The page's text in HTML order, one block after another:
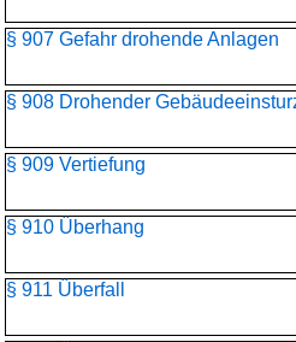
§ 907 Gefahr drohende Anlagen
§ 908 Drohender
§ 909 Vertiefung
§ 910 Überhang
§ 911 Überfall